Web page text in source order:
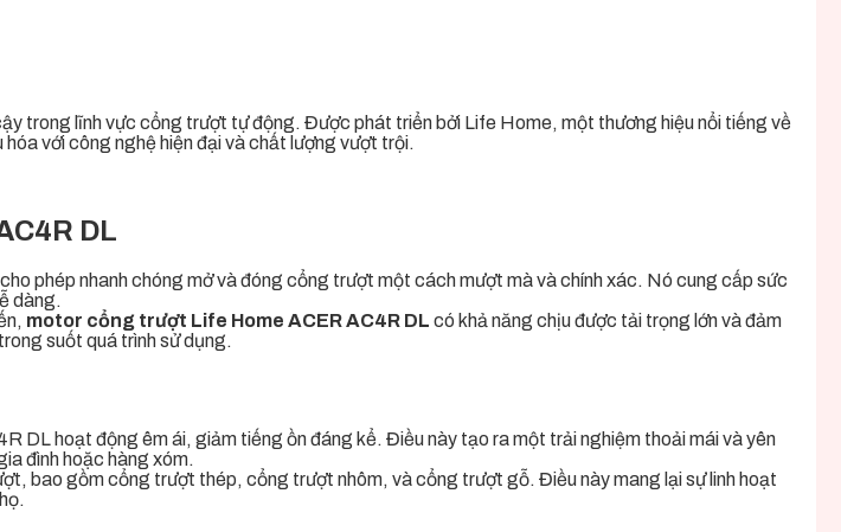
trong lĩnh vực cổng trượt tự động. Được phát triển bởi Life Home, một thương hiệu nổi tiếng về
với công nghệ hiện đại và chất lượng vượt trội.
DL
phép nhanh chóng mở và đóng cổng trượt một cách mượt mà và chính xác. Nó cung cấp sức
dàng.
motor cổng trượt Life Home ACER AC4R DL có khả năng chịu được tải trọng lớn và đảm
suốt quá trình sử dụng.
DL hoạt động êm ái, giảm tiếng ồn đáng kể. Điều này tạo ra một trải nghiệm thoải mái và yên
đình hoặc hàng xóm.
bao gồm cổng trượt thép, cổng trượt nhôm, và cổng trượt gỗ. Điều này mang lại sự linh hoạt